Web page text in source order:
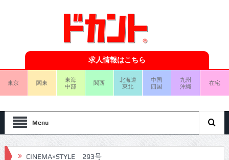
求人情報はこちら
東京 関東
東海
中部
関西
北海道
東北
中国
四国
九州
沖縄
在宅
Menu
CINEMA×STYLE 293号